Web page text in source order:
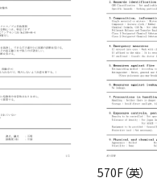
570F（英）